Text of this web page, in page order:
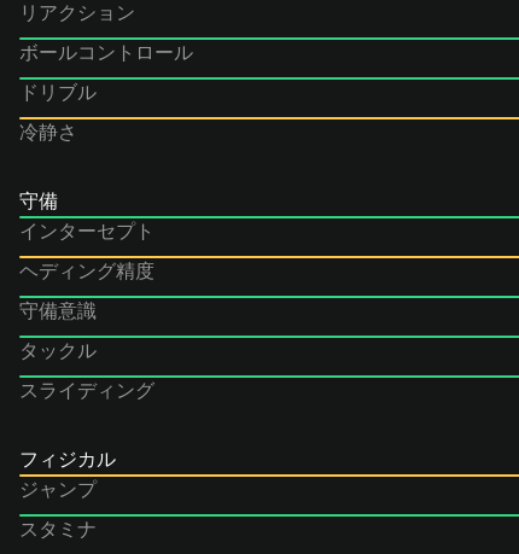
リアクション
ボールコントロール
ドリブル
冷静さ
守備
インターセプト
ヘディング精度
守備意識
タックル
スライディング
フィジカル
ジャンプ
スタミナ